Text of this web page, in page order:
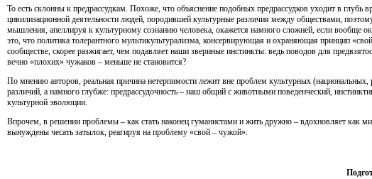
То есть склонны к предрассудкам. Похоже, что объяснение подобных предрассудков уходит в глубь
цивилизационной деятельности людей, породившей культурные различия между обществами,
мышления, апеллируя к культурному сознанию человека, окажется намного сложней, если вообще
это, что политика толерантного мультикультурализма, консервирующая и охраняющая принцип «
сообществе, скорее разжигает, чем подавляет наши звериные инстинкты: ведь поводов для
вечно «плохих» чужаков – меньше не становится?
По мнению авторов, реальная причина нетерпимости лежит вне проблем культурных (национальных,
различий, а намного глубже: предрассудочность – наш общий с животными поведенческий,
культурной эволюции.
Впрочем, в решении проблемы – как стать наконец гуманистами и жить дружно – вдохновляет как
вынуждены чесать затылок, реагируя на проблему «свой – чужой».